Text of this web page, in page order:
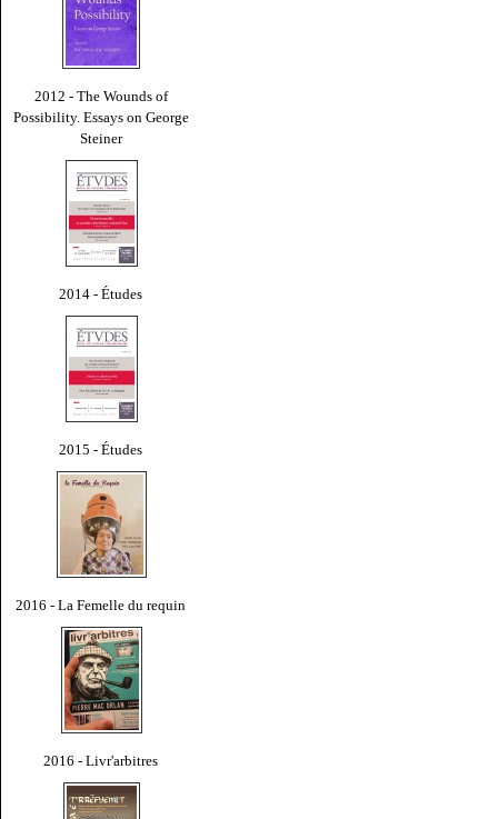
2012 - The Wounds of
Possibility. Essays on George
Steiner
2014 - Études
2015 - Études
2016 - La Femelle du requin
2016 - Livr'arbitres